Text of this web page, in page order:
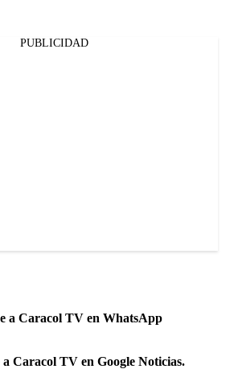
PUBLICIDAD
a Caracol TV en WhatsApp
a Caracol TV en Google Noticias.